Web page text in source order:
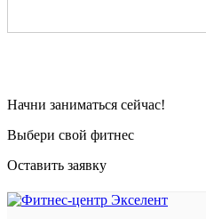
Начни заниматься сейчас!
Выбери свой фитнес
Оставить заявку